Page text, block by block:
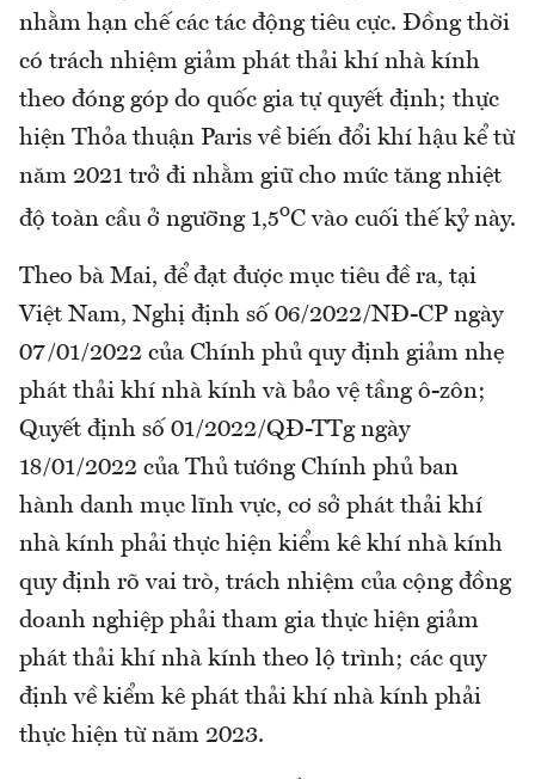
nhằm hạn chế các tác động tiêu cực. Đồng thời
có trách nhiệm giảm phát thải khí nhà kính
theo đóng góp do quốc gia tự quyết định; thực
hiện Thỏa thuận Paris về biến đổi khí hậu kể từ
năm 2021 trở đi nhằm giữ cho mức tăng nhiệt
độ toàn cầu ở ngưỡng 1,5oC vào cuối thế kỷ này.
Theo bà Mai, để đạt được mục tiêu đề ra, tại
Việt Nam, Nghị định số 06/2022/NĐ-CP ngày
07/01/2022 của Chính phủ quy định giảm nhẹ
phát thải khí nhà kính và bảo vệ tầng ô-zôn;
Quyết định số 01/2022/QĐ-TTg ngày
18/01/2022 của Thủ tướng Chính phủ ban
hành danh mục lĩnh vực, cơ sở phát thải khí
nhà kính phải thực hiện kiểm kê khí nhà kính
quy định rõ vai trò, trách nhiệm của cộng đồng
doanh nghiệp phải tham gia thực hiện giảm
phát thải khí nhà kính theo lộ trình; các quy
định về kiểm kê phát thải khí nhà kính phải
thực hiện từ năm 2023.